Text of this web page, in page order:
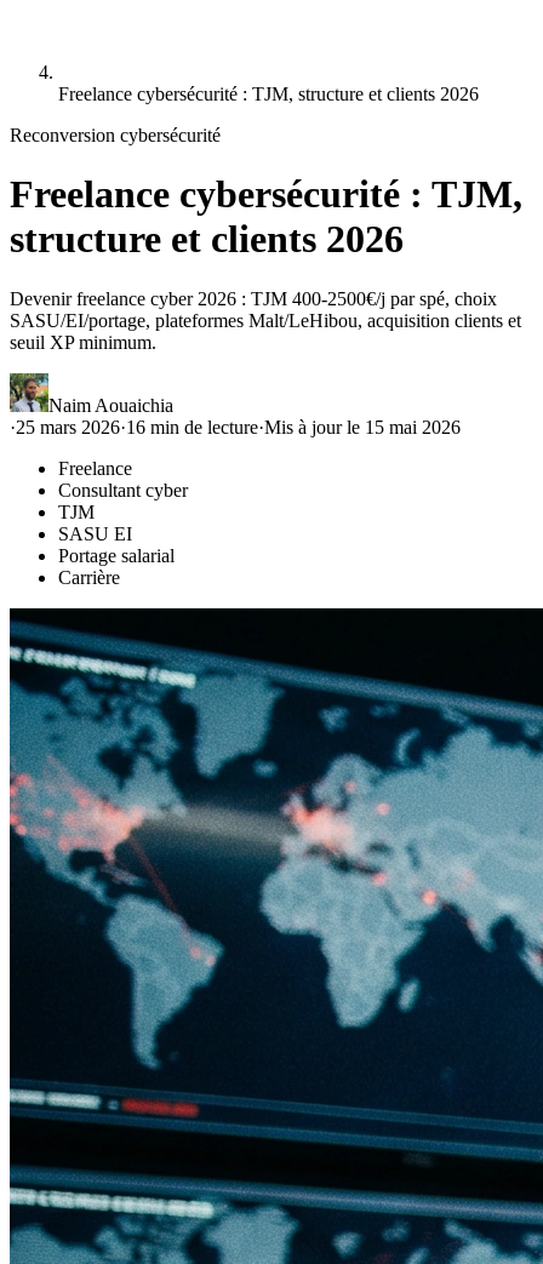
Freelance cybersécurité : TJM, structure et clients 2026
Reconversion cybersécurité
Freelance cybersécurité : TJM,
structure et clients 2026
Devenir freelance cyber 2026 : TJM 400-2500€/j par spé, choix
SASU/EI/portage, plateformes Malt/LeHibou, acquisition clients et
seuil XP minimum.
Naim Aouaichia
·25 mars 2026·16 min de lecture·Mis à jour le 15 mai 2026
Freelance
Consultant cyber
TJM
SASU EI
Portage salarial
Carrière